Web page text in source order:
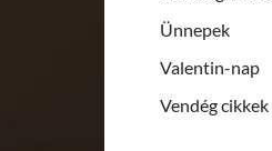
Ünnepek
Valentin-nap
Vendég cikkek